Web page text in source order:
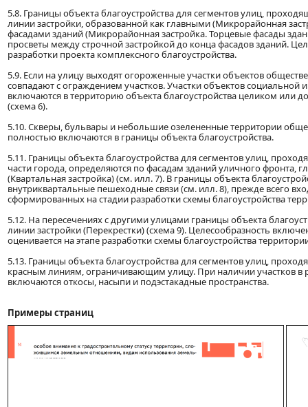
5.8. Границы объекта благоустройства для сегментов улиц,
линии застройки, образованной как главными (Микрорайонная
фасадами зданий (Микрорайонная застройка. Торцевые фасады
просветы между строчной застройкой до конца фасадов зданий.
разработки проекта комплексного благоустройства.
5.9. Если на улицу выходят огороженные участки объектов
совпадают с ограждением участков. Участки объектов
включаются в территорию объекта благоустройства целиком или
(схема 6).
5.10. Скверы, бульвары и небольшие озелененные территории
полностью включаются в границы объекта благоустройства.
5.11. Границы объекта благоустройства для сегментов улиц,
части города, определяются по фасадам зданий уличного
(Квартальная застройка) (см. илл. 7). В границы объекта
внутриквартальные пешеходные связи (см. илл. 8), прежде всего
сформированных на стадии разработки схемы благоустройства
5.12. На пересечениях с другими улицами границы объекта
линии застройки (Перекрестки) (схема 9). Целесообразность
оценивается на этапе разработки схемы благоустройства
5.13. Границы объекта благоустройства для сегментов улиц,
красным линиям, ограничивающим улицу. При наличии участков в
включаются откосы, насыпи и подэстакадные пространства.
Примеры страниц